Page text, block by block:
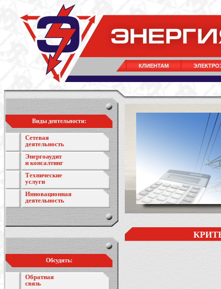
КЛИЕНТАМ
Виды деятельности:
Сетевая
деятельность
Энергоаудит
и консалтинг
Технические
услуги
Инновационная
деятельность
Обсудить:
Обратная
связь